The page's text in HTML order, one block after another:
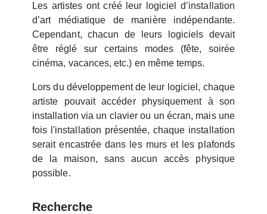
Les artistes ont créé leur logiciel d’installation
d’art médiatique de manière indépendante.
Cependant, chacun de leurs logiciels devait
être réglé sur certains modes (fête, soirée
cinéma, vacances, etc.) en même temps.
Lors du développement de leur logiciel, chaque
artiste pouvait accéder physiquement à son
installation via un clavier ou un écran, mais une
fois l'installation présentée, chaque installation
serait encastrée dans les murs et les plafonds
de la maison, sans aucun accès physique
possible.
Recherche